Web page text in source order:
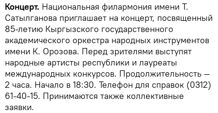
Концерт. Национальная филармония имени Т.
Сатылганова приглашает на концерт, посвященный
85-летию Кыргызского государственного
академического оркестра народных инструментов
имени К. Орозова. Перед зрителями выступят
народные артисты республики и лауреаты
международных конкурсов. Продолжительность —
2 часа. Начало в 18:30. Телефон для справок (0312)
61-40-15. Принимаются также коллективные
заявки.